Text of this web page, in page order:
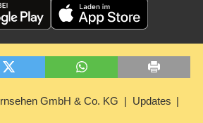
GmbH & Co. KG Updates